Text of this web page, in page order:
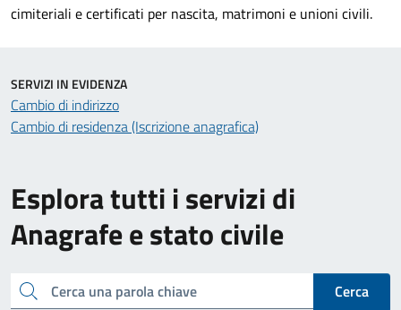
cimiteriali e certificati per nascita, matrimoni e unioni civili.
Esplora tutti i servizi di
Anagrafe e stato civile
Cerca una parola chiave
Cerca
SERVIZI IN EVIDENZA
Cambio di indirizzo
Cambio di residenza (Iscrizione anagrafica)